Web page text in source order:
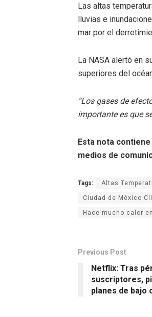
Las altas
lluvias e
mar por el
La NASA alertó en
superiores del
“Los gases de
importante es que
Esta nota
medios de
Tags: Altas
Ciudad de México
Hace mucho calor
Previous Post
Netflix: Tras
suscriptores,
planes de bajo